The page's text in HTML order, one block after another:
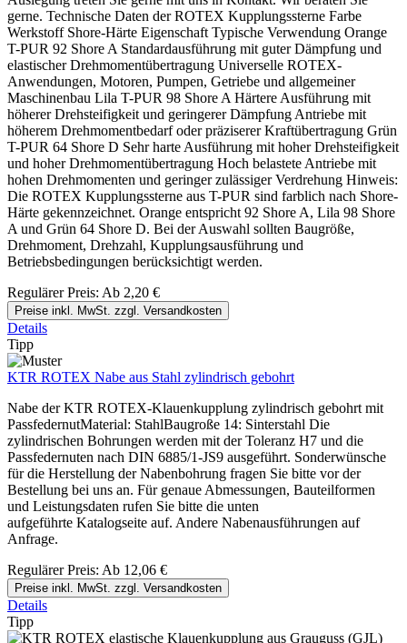
gerne. Technische Daten der ROTEX Kupplungssterne Farbe
Werkstoff Shore-Härte Eigenschaft Typische Verwendung Orange
T-PUR 92 Shore A Standardausführung mit guter Dämpfung und
elastischer Drehmomentübertragung Universelle ROTEX-
Anwendungen, Motoren, Pumpen, Getriebe und allgemeiner
Maschinenbau Lila T-PUR 98 Shore A Härtere Ausführung mit
höherer Drehsteifigkeit und geringerer Dämpfung Antriebe mit
höherem Drehmomentbedarf oder präziserer Kraftübertragung Grün
T-PUR 64 Shore D Sehr harte Ausführung mit hoher Drehsteifigkeit
und hoher Drehmomentübertragung Hoch belastete Antriebe mit
hohen Drehmomenten und geringer zulässiger Verdrehung Hinweis:
Die ROTEX Kupplungssterne aus T-PUR sind farblich nach Shore-
Härte gekennzeichnet. Orange entspricht 92 Shore A, Lila 98 Shore
A und Grün 64 Shore D. Bei der Auswahl sollten Baugröße,
Drehmoment, Drehzahl, Kupplungsausführung und
Betriebsbedingungen berücksichtigt werden.
Regulärer Preis: Ab 2,20 €
Preise inkl. MwSt. zzgl. Versandkosten
Details
Tipp
KTR ROTEX Nabe aus Stahl zylindrisch gebohrt
Nabe der KTR ROTEX-Klauenkupplung zylindrisch gebohrt mit
PassfedernutMaterial: StahlBaugroße 14: Sinterstahl Die
zylindrischen Bohrungen werden mit der Toleranz H7 und die
Passfedernuten nach DIN 6885/1-JS9 ausgeführt. Sonderwünsche
für die Herstellung der Nabenbohrung fragen Sie bitte vor der
Bestellung bei uns an. Für genaue Abmessungen, Bauteilformen
und Leistungsdaten rufen Sie bitte die unten
aufgeführte Katalogseite auf. Andere Nabenausführungen auf
Anfrage.
Regulärer Preis: Ab 12,06 €
Preise inkl. MwSt. zzgl. Versandkosten
Details
Tipp